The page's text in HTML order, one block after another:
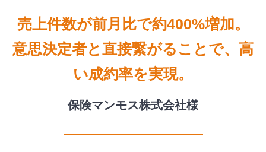
売上件数が前月比で約400%増加。
意思決定者と直接繋がることで、高
い成約率を実現。
保険マンモス株式会社様